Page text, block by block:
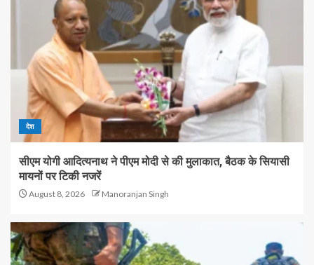
देश
सीएम योगी आदित्यनाथ ने पीएम मोदी से की मुलाकात, बैठक के सियासी
मायनों पर टिकी नजरें
August 8, 2026 Manoranjan Singh